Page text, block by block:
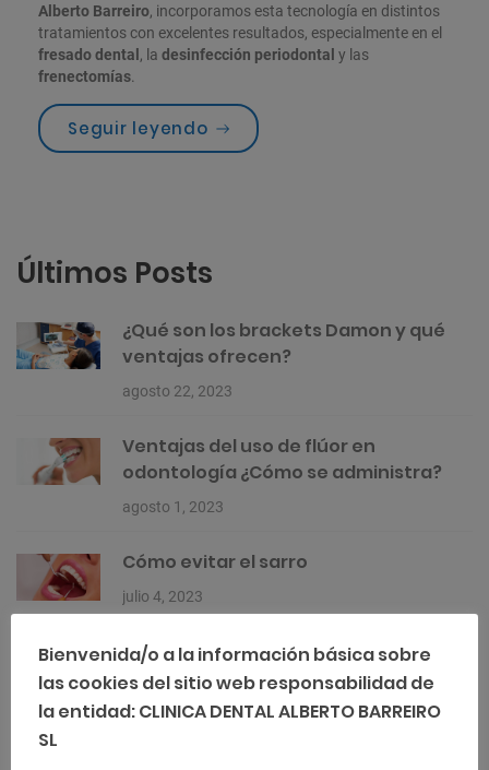
Alberto Barreiro, incorporamos esta tecnología en distintos
tratamientos con excelentes resultados, especialmente en el
fresado dental , la desinfección periodontal y las
frenectomías.
Seguir leyendo«Odontología láser: usos
Últimos Posts
¿Qué son los brackets Damon y qué
ventajas ofrecen?
agosto 22, 2023
Ventajas del uso de flúor en
odontología ¿Cómo se administra?
agosto 1, 2023
Cómo evitar el sarro
julio 4, 2023
Categorías
Clínica Dental
Bienvenida/o a la información básica sobre
las cookies del sitio web responsabilidad de
la entidad: CLINICA DENTAL ALBERTO BARREIRO
SL